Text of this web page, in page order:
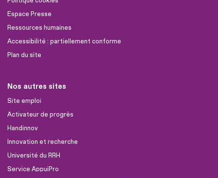
Espace Presse
Ressources humaines
Accessibilité : partiellement conforme
Plan du site
Nos autres sites
Site emploi
Activateur de progrès
Handinnov
Innovation et recherche
Université du RRH
Service AppuiPro